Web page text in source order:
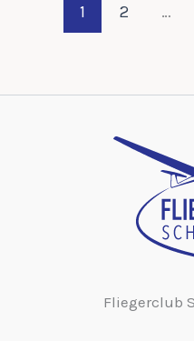
Verein
1 2 …
Fliegerclub